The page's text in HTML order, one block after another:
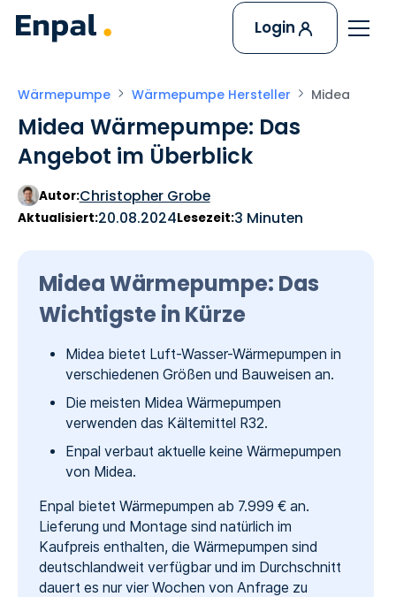
Login
Wärmepumpe Wärmepumpe Hersteller Midea
Midea Wärmepumpe: Das
Angebot im Überblick
Autor:Christopher Grobe
Aktualisiert:20.08.2024Lesezeit:3 Minuten
Midea Wärmepumpe: Das
Wichtigste in Kürze
Midea bietet Luft-Wasser-Wärmepumpen in
verschiedenen Größen und Bauweisen an.
Die meisten Midea Wärmepumpen
verwenden das Kältemittel R32.
Enpal verbaut aktuelle keine Wärmepumpen
von Midea.
Enpal bietet Wärmepumpen ab 7.999 € an.
Lieferung und Montage sind natürlich im
Kaufpreis enthalten, die Wärmepumpen sind
deutschlandweit verfügbar und im Durchschnitt
dauert es nur vier Wochen von Anfrage zu